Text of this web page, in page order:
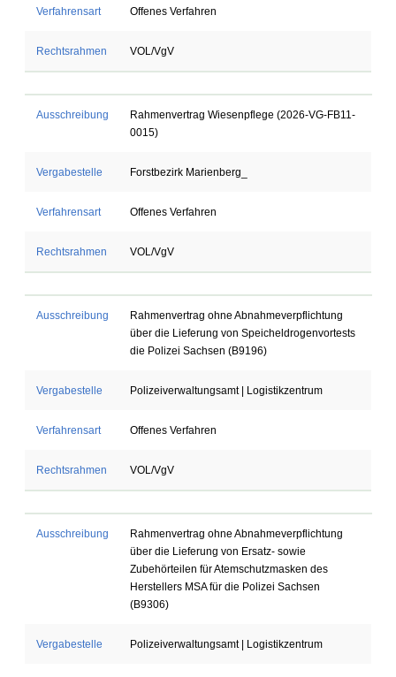
Verfahrensart Offenes Verfahren
Rechtsrahmen VOL/VgV
Ausschreibung
Rahmenvertrag Wiesenpflege (2026-VG-FB11-
0015)
Vergabestelle Forstbezirk Marienberg_
Verfahrensart Offenes Verfahren
Rechtsrahmen VOL/VgV
Ausschreibung
Rahmenvertrag ohne Abnahmeverpflichtung
über die Lieferung von Speicheldrogenvortests
die Polizei Sachsen (B9196)
Vergabestelle Polizeiverwaltungsamt | Logistikzentrum
Verfahrensart Offenes Verfahren
Rechtsrahmen VOL/VgV
Ausschreibung
Rahmenvertrag ohne Abnahmeverpflichtung
über die Lieferung von Ersatz- sowie
Zubehörteilen für Atemschutzmasken des
Herstellers MSA für die Polizei Sachsen
(B9306)
Vergabestelle Polizeiverwaltungsamt | Logistikzentrum